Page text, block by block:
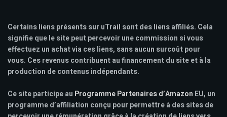
Certains liens présents sur uTrail sont des liens affiliés. Cela
signifie que le site peut percevoir une commission si vous
effectuez un achat via ces liens, sans aucun surcoût pour
vous. Ces revenus contribuent au financement du site et à la
production de contenus indépendants.
Ce site participe au Programme Partenaires d’Amazon EU, un
programme d’affiliation conçu pour permettre à des sites de